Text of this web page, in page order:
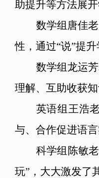
助提升等方法展
数学组唐佳
性，通过“说”提
数学组龙运
理解、互助收获
英语组王浩
与、合作促进语
科学组陈敏
玩”，大大激发了